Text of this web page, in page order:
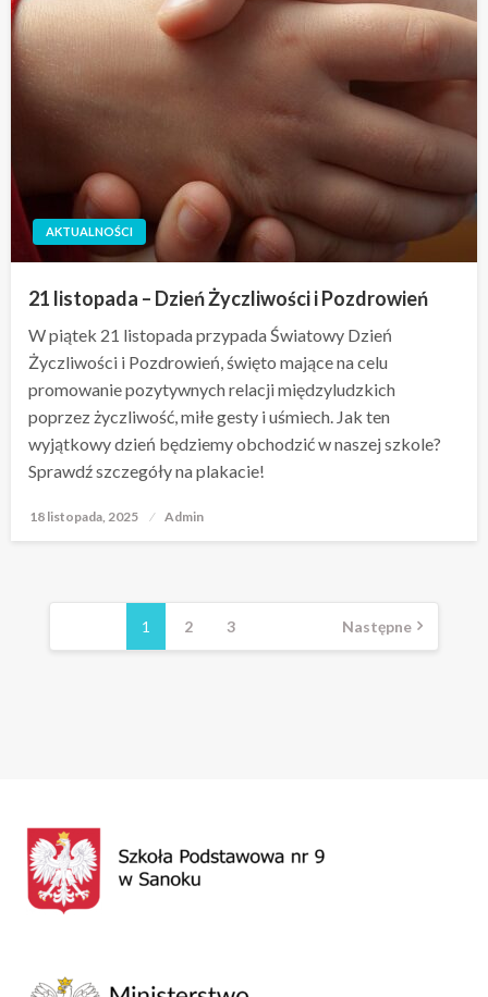
AKTUALNOŚCI
21 listopada – Dzień Życzliwości i Pozdrowień
W piątek 21 listopada przypada Światowy Dzień
Życzliwości i Pozdrowień, święto mające na celu
promowanie pozytywnych relacji międzyludzkich
poprzez życzliwość, miłe gesty i uśmiech. Jak ten
wyjątkowy dzień będziemy obchodzić w naszej szkole?
Sprawdź szczegóły na plakacie!
Opublikowane
18 listopada, 2025 Admin
Stronicowanie
1 2 3 Następne